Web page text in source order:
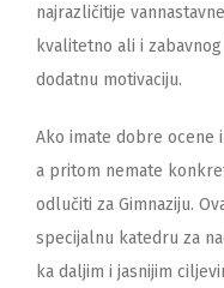
najrazličitije
kvalitetno ali i
dodatnu motivaciju.
Ako imate dobre ocene
a pritom nemate
odlučiti za Gimnaziju.
specijalnu katedru za
ka daljim i jasnijim